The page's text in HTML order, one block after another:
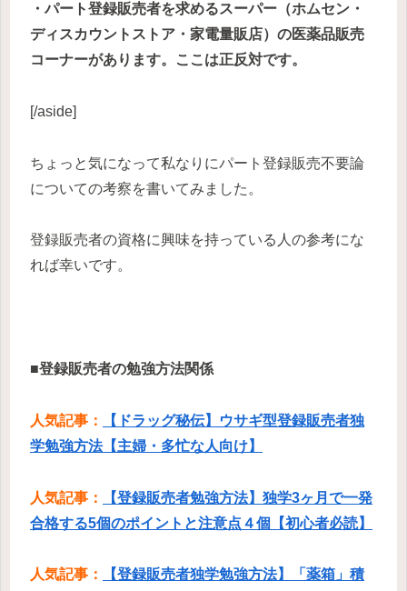
・パート登録販売者を求めるスーパー（ホムセン・
ディスカウントストア・家電量販店）の医薬品販売
コーナーがあります。ここは正反対です。
[/aside]
ちょっと気になって私なりにパート登録販売不要論
についての考察を書いてみました。
登録販売者の資格に興味を持っている人の参考にな
れば幸いです。
■登録販売者の勉強方法関係
人気記事：
【ドラッグ秘伝】ウサギ型登録販売者独
学勉強方法【主婦・多忙な人向け】
人気記事：
【登録販売者勉強方法】独学3ヶ月で一発
合格する5個のポイントと注意点４個【初心者必読】
人気記事：
【登録販売者独学勉強方法】「薬箱」積